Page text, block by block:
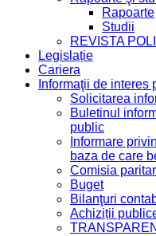
Rapoarte
Studii
REVISTA
Legislație
Cariera
Informaţii de interes
Solicitarea
Buletinul
public
Informare
baza de care
Comisia
Buget
Bilanţuri
Achiziții